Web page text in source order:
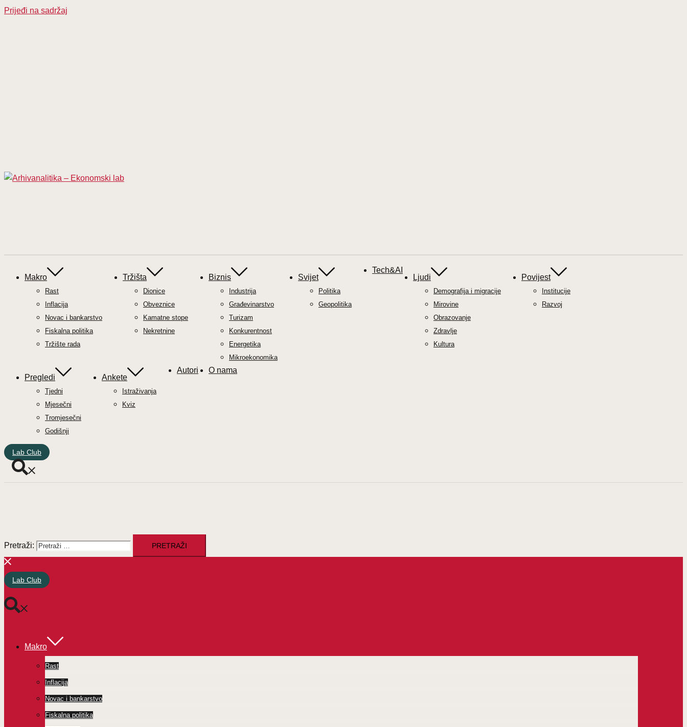
Prijeđi na sadržaj
Makro
Rast
Inflacija
Novac i bankarstvo
Fiskalna politika
Tržište rada
Tržišta
Dionice
Obveznice
Kamatne stope
Nekretnine
Biznis
Industrija
Građevinarstvo
Turizam
Konkurentnost
Energetika
Mikroekonomika
Svijet
Politika
Geopolitika
Tech&AI
Ljudi
Demografija i migracije
Mirovine
Obrazovanje
Zdravlje
Kultura
Povijest
Institucije
Razvoj
Pregledi
Tjedni
Mjesečni
Tromjesečni
Godišnji
Ankete
Istraživanja
Kviz
Autori O nama
Lab Club
Pretraži:
Lab Club
Makro
Rast
Inflacija
Novac i bankarstvo
Fiskalna politika